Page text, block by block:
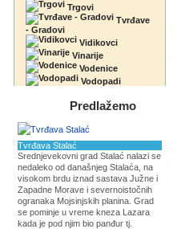
Trgovi
Tvrđave
- Gradovi
Vidikovci
Vinarije
Vodenice
Vodopadi
Predlažemo
Tvrđava Stalać
Srednjevekovni grad Stalać nalazi se
nedaleko od današnjeg Stalaća, na
visokom brdu iznad sastava Južne i
Zapadne Morave i severnoistočnih
ogranaka Mojsinjskih planina. Grad
se pominje u vreme kneza Lazara
kada je pod njim bio panđur tj.